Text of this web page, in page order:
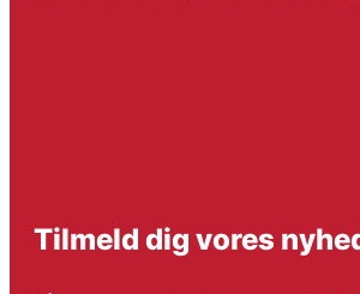
Tilmeld dig vores